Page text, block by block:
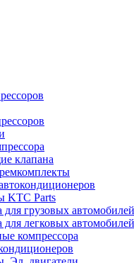
клапана
KTC Parts
для грузовых автомобилей
для легковых автомобилей
компрессора